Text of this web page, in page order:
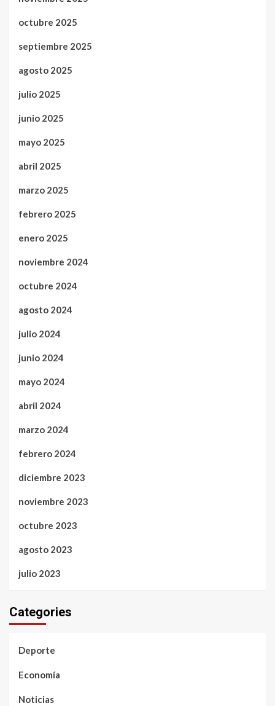
octubre 2025
septiembre 2025
agosto 2025
julio 2025
junio 2025
mayo 2025
abril 2025
marzo 2025
febrero 2025
enero 2025
noviembre 2024
octubre 2024
agosto 2024
julio 2024
junio 2024
mayo 2024
abril 2024
marzo 2024
febrero 2024
diciembre 2023
noviembre 2023
octubre 2023
agosto 2023
julio 2023
Categories
Deporte
Economía
Noticias